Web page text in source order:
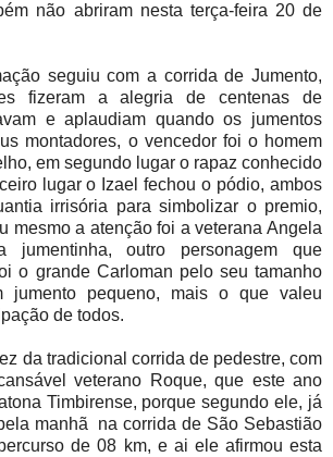
não abriram nesta terça-feira 20 de
seguiu com a corrida de Jumento,
fizeram a alegria de centenas de
e aplaudiam quando os jumentos
montadores, o vencedor foi o homem
em segundo lugar o rapaz conhecido
lugar o Izael fechou o pódio, ambos
irrisória para simbolizar o premio,
mesmo a atenção foi a veterana Angela
jumentinha, outro personagem que
o grande Carloman pelo seu tamanho
jumento pequeno, mais o que valeu
de todos.
da tradicional corrida de pedestre, com
veterano Roque, que este ano
Timbirense, porque segundo ele, já
manhã na corrida de São Sebastião
de 08 km, e ai ele afirmou esta